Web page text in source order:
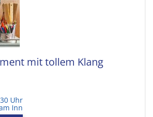
mit tollem Klang
Uhr
Inn